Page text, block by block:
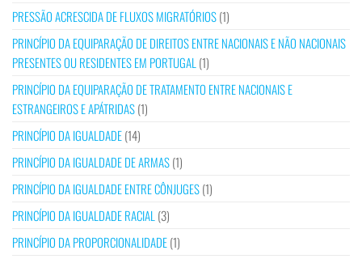
PRESSÃO ACRESCIDA DE FLUXOS MIGRATÓRIOS(1)
PRINCÍPIO DA EQUIPARAÇÃO DE DIREITOS ENTRE NACIONAIS E NÃO NACIONAIS
PRESENTES OU RESIDENTES EM PORTUGAL (1)
PRINCÍPIO DA EQUIPARAÇÃO DE TRATAMENTO ENTRE NACIONAIS E
ESTRANGEIROS E APÁTRIDAS(1)
PRINCÍPIO DA IGUALDADE(14)
PRINCÍPIO DA IGUALDADE DE ARMAS(1)
PRINCÍPIO DA IGUALDADE ENTRE CÔNJUGES(1)
PRINCÍPIO DA IGUALDADE RACIAL (3)
PRINCÍPIO DA PROPORCIONALIDADE(1)